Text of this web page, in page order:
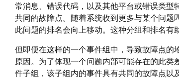
常消息、错误代码，以及其他平台或错误类
共同的故障点。随着系统收到更多与某个问题
此问题的排名会向上移动。这种分组和排名有
但即便在这样的一个事件组中，导致故障点
原因。为了体现一个问题内部可能存在的此类
件子组，该子组内的事件具有共同的故障点以